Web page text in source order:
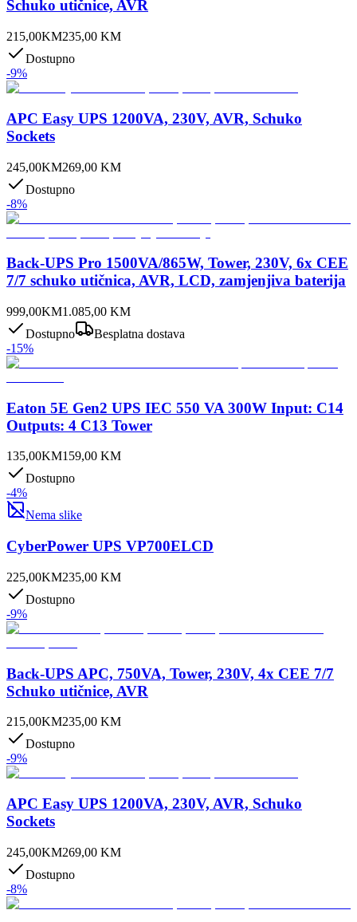
Schuko utičnice, AVR
215,00KM235,00 KM
Dostupno
-9%
APC Easy UPS 1200VA, 230V, AVR, Schuko
Sockets
245,00KM269,00 KM
Dostupno
-8%
Back-UPS Pro 1500VA/865W, Tower, 230V, 6x CEE
7/7 schuko utičnica, AVR, LCD, zamjenjiva baterija
999,00KM1.085,00 KM
Dostupno
Besplatna dostava
-15%
Eaton 5E Gen2 UPS IEC 550 VA 300W Input: C14
Outputs: 4 C13 Tower
135,00KM159,00 KM
Dostupno
-4%
Nema slike
CyberPower UPS VP700ELCD
225,00KM235,00 KM
Dostupno
-9%
Back-UPS APC, 750VA, Tower, 230V, 4x CEE 7/7
Schuko utičnice, AVR
215,00KM235,00 KM
Dostupno
-9%
APC Easy UPS 1200VA, 230V, AVR, Schuko
Sockets
245,00KM269,00 KM
Dostupno
-8%